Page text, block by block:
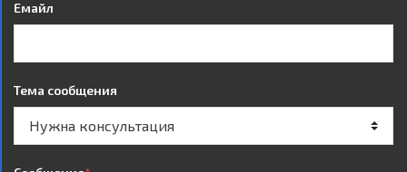
Емайл
Тема сообщения